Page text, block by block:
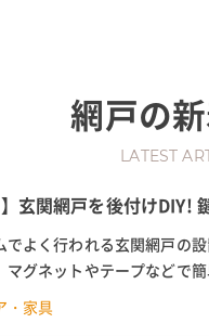
網戸の
LATEST
】玄関網戸を後付けDIY!
でよく行われる玄関網戸の
マグネットやテープなどで
め。今回は、玄関に網戸をつ
・家具